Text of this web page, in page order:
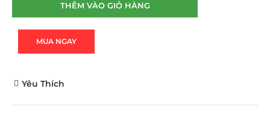
THÊM VÀO GIỎ HÀNG
MUA NGAY
Yêu Thích